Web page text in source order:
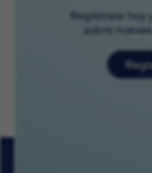
Regístrate hoy
sobre